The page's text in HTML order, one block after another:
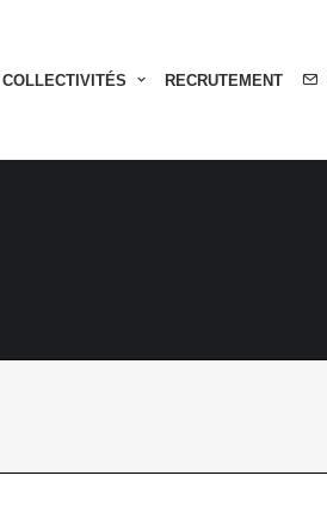
COLLECTIVITÉS RECRUTEMENT